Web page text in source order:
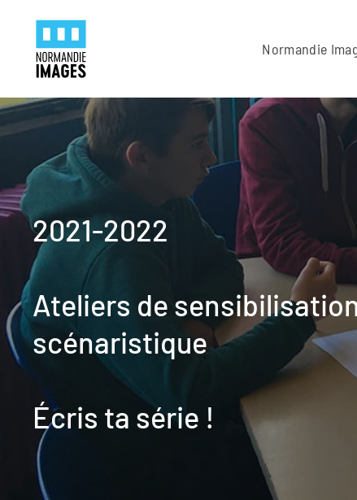
Skip to main content
Normandie
2021-2022
Ateliers de
scénaristique
Écris ta série !